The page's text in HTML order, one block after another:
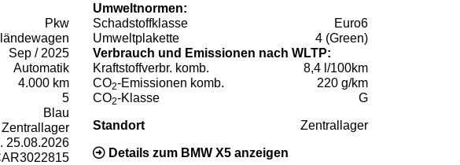
Pkw
Sep / 2025
Automatik
4.000 km
5
Blau
Zentrallager
25.08.2026
Umweltnormen:
Schadstoffklasse
Euro6
Umweltplakette
4 (Green)
Verbrauch und Emissionen nach WLTP:
Kraftstoffverbr. komb.
8,4 l/100km
CO2-Emissionen komb.
220 g/km
CO2-Klasse G
Standort Zentrallager
Details zum BMW X5 anzeigen